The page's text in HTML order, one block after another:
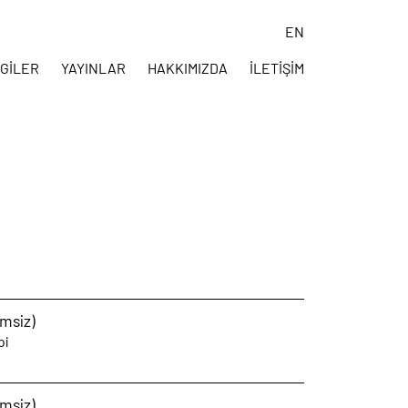
EN
YAYINLAR HAKKIMIZDA İLETIŞIM